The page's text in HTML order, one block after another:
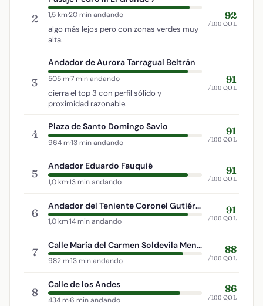
2 1,5 km·20 min andando
algo más lejos pero con zonas verdes muy
alta.
92
/100 QOL
3
Andador de Aurora Tarragual Beltrán
505 m·7 min andando
cierra el top 3 con perfil sólido y
proximidad razonable.
91
/100 QOL
4
Plaza de Santo Domingo Savio
964 m·13 min andando
91
/100 QOL
5
Andador Eduardo Fauquié
1,0 km·13 min andando
91
/100 QOL
6
Andador del Teniente Coronel Gutiérrez Mellado
1,0 km·14 min andando
91
/100 QOL
7
Calle María del Carmen Soldevila Menéndez
982 m·13 min andando
88
/100 QOL
8
Calle de los Andes
434 m·6 min andando
86
/100 QOL